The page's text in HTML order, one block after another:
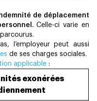
de déplacement
Celle-ci varie en
l’employeur peut aussi
de ses charges sociales.
applicable :
exonérées